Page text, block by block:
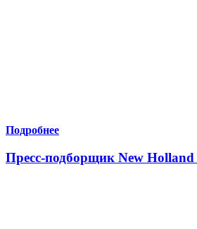
Подробнее
Пресс-подборщик New Holland